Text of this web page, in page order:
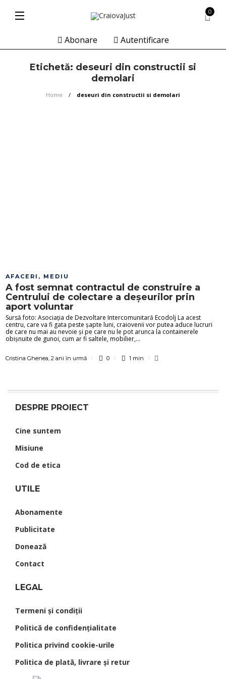
0
Abonare Autentificare
Etichetă: deseuri din constructii si
demolari
Home deseuri din constructii si demolari
AFACERI , MEDIU
A fost semnat contractul de construire a
Centrului de colectare a deșeurilor prin
aport voluntar
Sursă foto: Asociația de Dezvoltare Intercomunitară Ecodolj La acest
centru, care va fi gata peste șapte luni, craiovenii vor putea aduce lucruri
de care nu mai au nevoie și pe care nu le pot arunca la containerele
obișnuite de gunoi, cum ar fi saltele, mobilier,...
Cristina Ghenea 2 ani în urmă 0 1 min
DESPRE PROIECT
Cine suntem
Misiune
Cod de etica
UTILE
Abonamente
Publicitate
Donează
Contact
LEGAL
Termeni şi condiţii
Politică de confidențialitate
Politica privind cookie-urile
Politica de plată, livrare și retur